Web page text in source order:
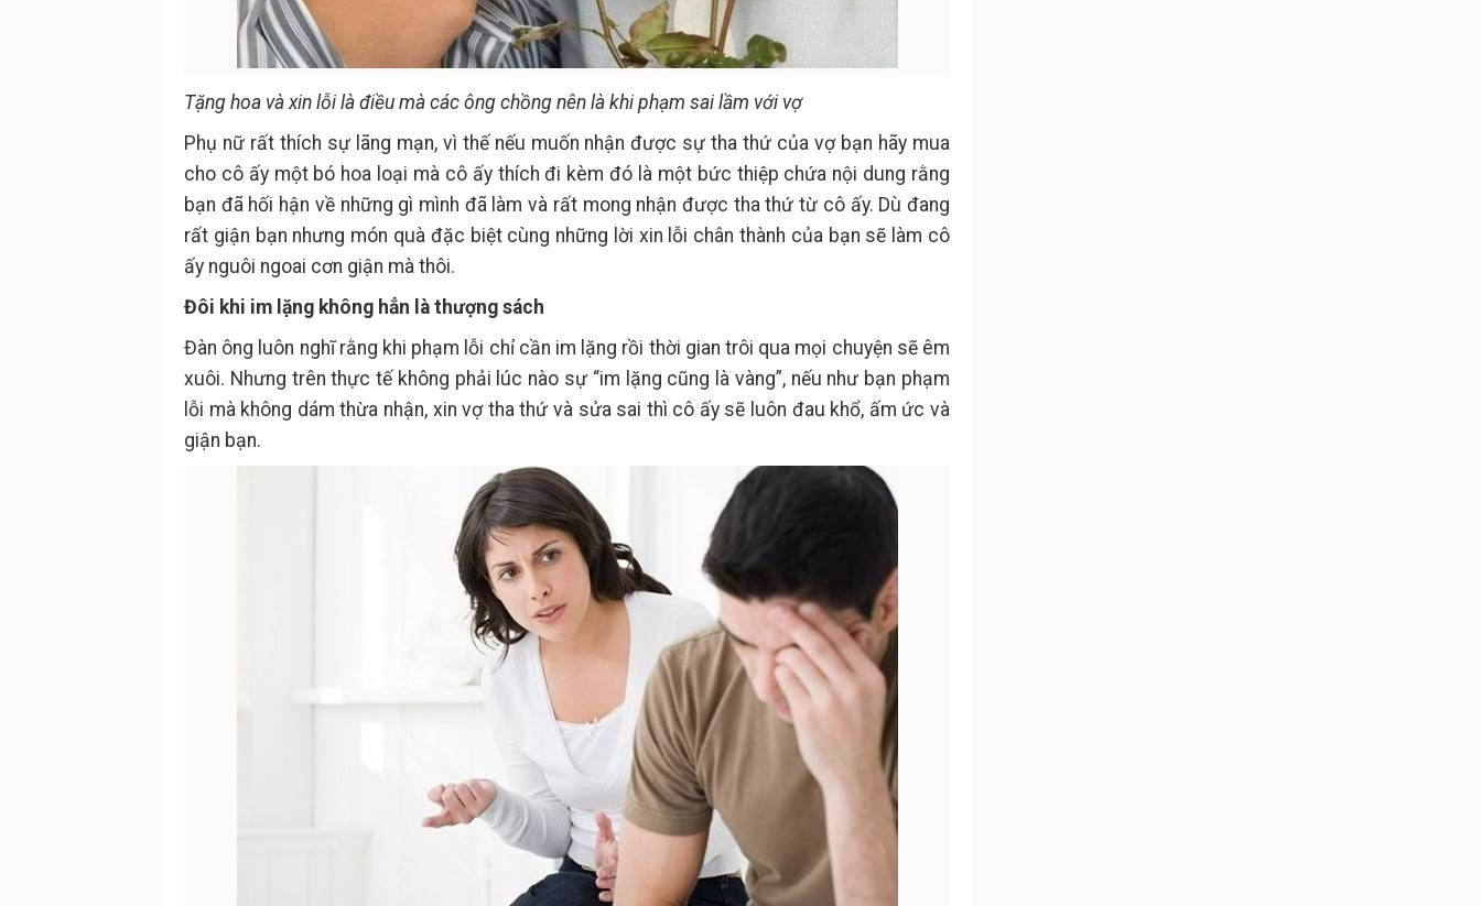
Tặng hoa và xin lỗi là điều mà các ông chồng nên là khi phạm sai lầm với vợ
Phụ nữ rất thích sự lãng mạn, vì thế nếu muốn nhận được sự tha thứ của vợ bạn hãy mua
cho cô ấy một bó hoa loại mà cô ấy thích đi kèm đó là một bức thiệp chứa nội dung rằng
bạn đã hối hận về những gì mình đã làm và rất mong nhận được tha thứ từ cô ấy. Dù đang
rất giận bạn nhưng món quà đặc biệt cùng những lời xin lỗi chân thành của bạn sẽ làm cô
ấy nguôi ngoai cơn giận mà thôi.
Đôi khi im lặng không hẳn là thượng sách
Đàn ông luôn nghĩ rằng khi phạm lỗi chỉ cần im lặng rồi thời gian trôi qua mọi chuyện sẽ êm
xuôi. Nhưng trên thực tế không phải lúc nào sự “im lặng cũng là vàng”, nếu như bạn phạm
lỗi mà không dám thừa nhận, xin vợ tha thứ và sửa sai thì cô ấy sẽ luôn đau khổ, ấm ức và
giận bạn.